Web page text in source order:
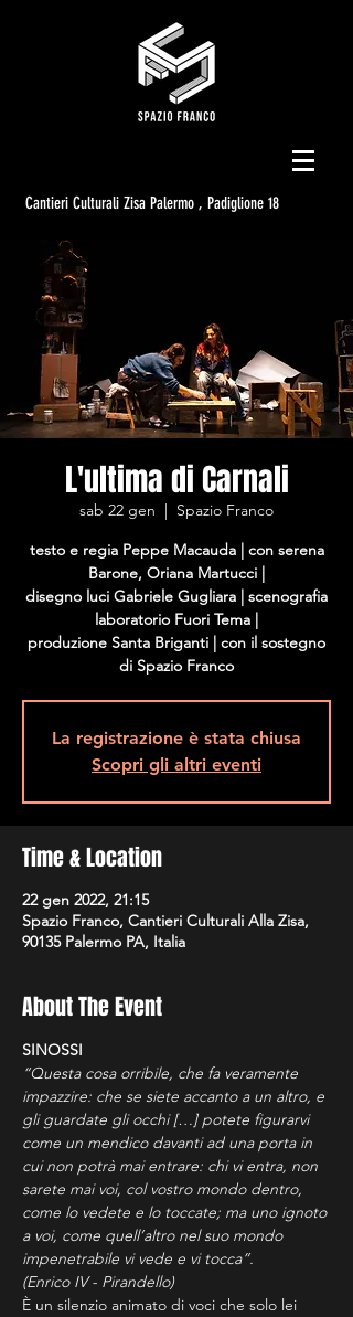
Cantieri Culturali Zisa Palermo , Padiglione 18
L'ultima di Carnali
sab 22 gen
  |
Spazio Franco
testo e regia Peppe Macauda | con serena
Barone, Oriana Martucci |
disegno luci Gabriele Gugliara | scenografia
laboratorio Fuori Tema |
produzione Santa Briganti | con il sostegno
La registrazione è stata chiusa
Scopri gli altri eventi
Time & Location
22 gen 2022, 21:15
Spazio Franco, Cantieri Culturali Alla Zisa,
90135 Palermo PA, Italia
About The Event
SINOSSI
“Questa cosa orribile, che fa veramente
impazzire: che se siete accanto a un altro, e
gli guardate gli occhi […] potete figurarvi
come un mendico davanti ad una porta in
cui non potrà mai entrare: chi vi entra, non
sarete mai voi, col vostro mondo dentro,
come lo vedete e lo toccate; ma uno ignoto
a voi, come quell’altro nel suo mondo
impenetrabile vi vede e vi tocca”.
(Enrico IV - Pirandello)
È un silenzio animato di voci che solo lei